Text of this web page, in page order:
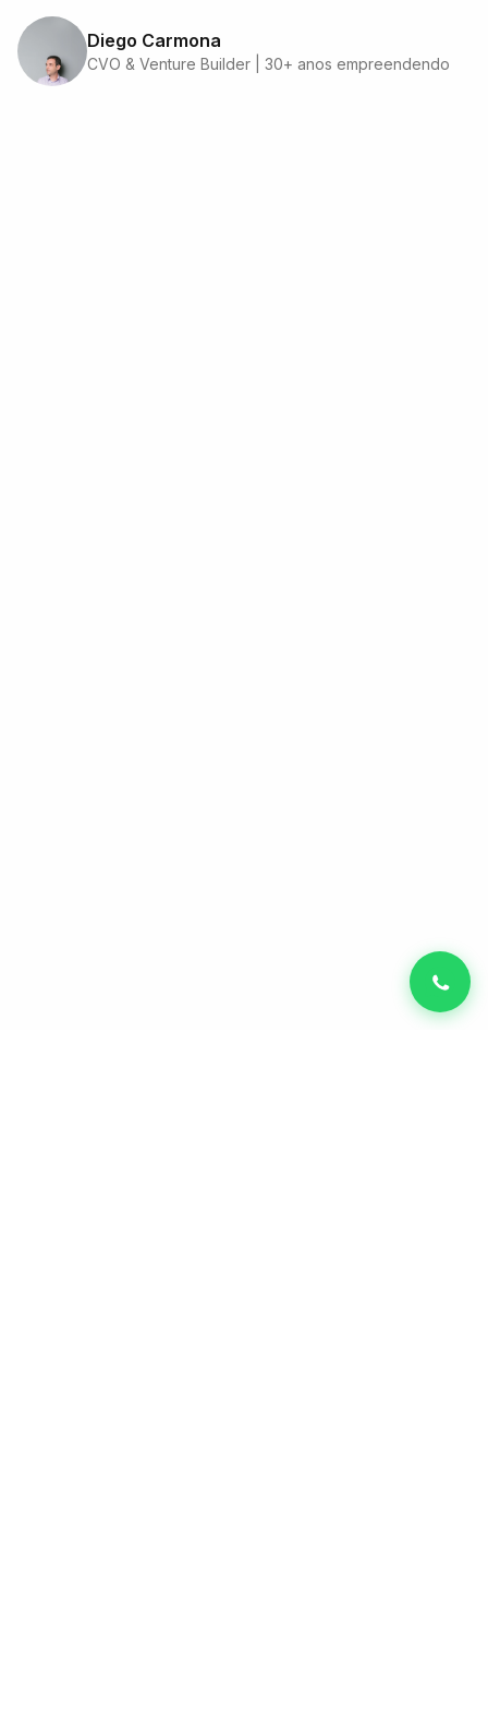
Diego Carmona
CVO & Venture Builder | 30+ anos empreendendo